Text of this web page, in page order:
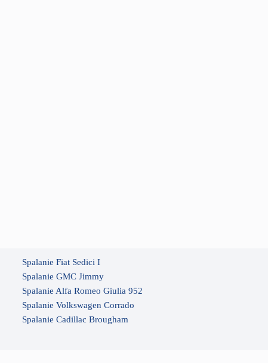
Spalanie Fiat Sedici I
Spalanie GMC Jimmy
Spalanie Alfa Romeo Giulia 952
Spalanie Volkswagen Corrado
Spalanie Cadillac Brougham